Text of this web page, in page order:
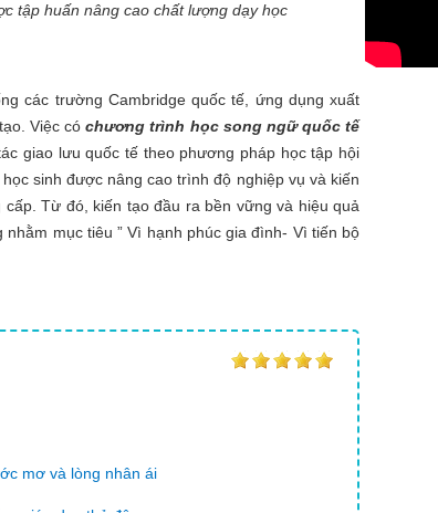
tập huấn nâng cao chất lượng dạy học
các trường Cambridge quốc tế, ứng dụng xuất
Việc cóchương trình học song ngữ quốc tế
giao lưu quốc tế theo phương pháp học tập hội
sinh được nâng cao trình độ nghiệp vụ và kiến
Từ đó, kiến tạo đầu ra bền vững và hiệu quả
mục tiêu ” Vì hạnh phúc gia đình- Vì tiến bộ
mơ và lòng nhân ái